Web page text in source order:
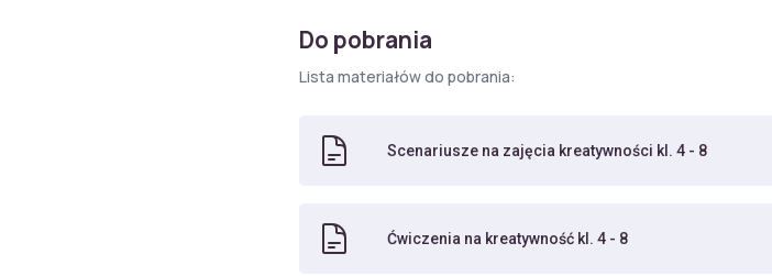
Do pobrania
Lista materiałów do pobrania:
Scenariusze na zajęcia kreatywności kl. 4 - 8
Ćwiczenia na kreatywność kl. 4 - 8